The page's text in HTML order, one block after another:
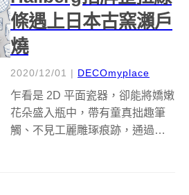
條遇上日本古窯瀨戶
燒
2020/12/01 | DECOmyplace
乍看是 2D 平面瓷器，卻能將嬌嫩
花朵盛入瓶中，帶有童真拙趣筆
觸、不見工麗雕琢痕跡，通過鈷